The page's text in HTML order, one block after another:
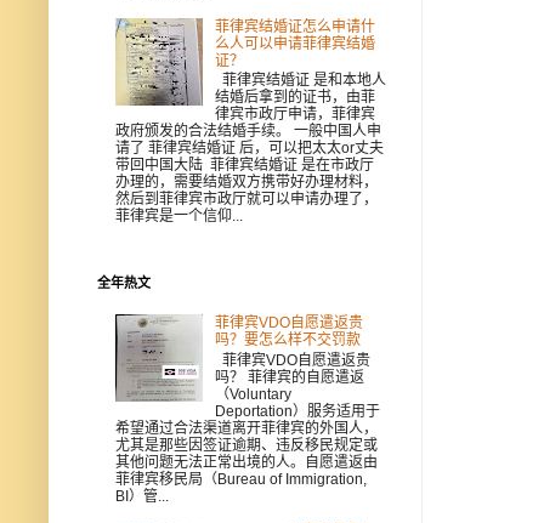
菲律宾结婚证怎么申请什
么人可以申请菲律宾结婚
证？
菲律宾结婚证 是和本地人
结婚后拿到的证书，由菲
律宾市政厅申请，菲律宾
政府颁发的合法结婚手续。 一般中国人申
请了 菲律宾结婚证 后，可以把太太or丈夫
带回中国大陆 菲律宾结婚证 是在市政厅
办理的，需要结婚双方携带好办理材料，
然后到菲律宾市政厅就可以申请办理了，
菲律宾是一个信仰...
全年热文
菲律宾VDO自愿遣返贵
吗？要怎么样不交罚款
菲律宾VDO自愿遣返贵
吗？ 菲律宾的自愿遣返
（Voluntary
Deportation）服务适用于
希望通过合法渠道离开菲律宾的外国人，
尤其是那些因签证逾期、违反移民规定或
其他问题无法正常出境的人。自愿遣返由
菲律宾移民局（Bureau of Immigration,
BI）管...